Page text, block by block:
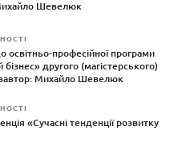
Шевелюк
освітньо-професійної програми
другого (магістерського)
Михайло Шевелюк
«Сучасні тенденції розвитку